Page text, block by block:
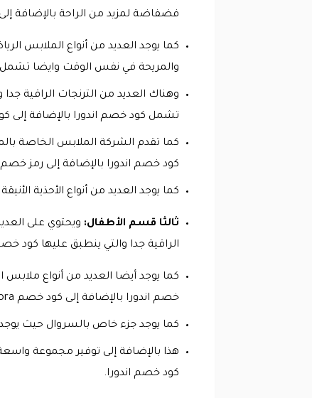
فضفاضة لمزيد من الراحة بالإضافة
كما يوجد العديد من أنواع الملابس
والمريحة في نفس الوقت وايضا
وهناك العديد من الترنجات الراقية
تشمل كود خصم اندورا بالإضافة إلى
كما تقدم الشركة الملابس الخاصة
كود خصم اندورا بالإضافة إلى رمز خصم
كما يوجد العديد من أنواع الأحذية
ثالثا قسم الأطفال: ويحتوي على
الراقية جدا والتي ينطبق عليها كود
كما يوجد أيضا العديد من أنواع
خصم اندورا بالإضافة إلى كود خصم Andora.
كما يوجد جزء خاص بالسروال حيث
هذا بالإضافة إلى توفير مجموعة
كود خصم اندورا.